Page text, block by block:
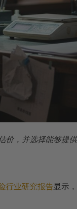
，并选择能够提
行业研究报告显示